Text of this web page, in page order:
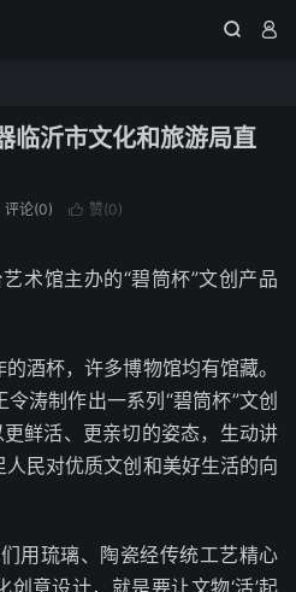
 
临沂市文化和旅游局直
评论(0)  赞(0)
术馆主办的“碧筒杯”文创产品
酒杯，许多博物馆均有馆藏。
涛制作出一系列“碧筒杯”文创
鲜活、更亲切的姿态，生动讲
民对优质文创和美好生活的向
用琉璃、陶瓷经传统工艺精心
意设计，就是要让文物‘活’起